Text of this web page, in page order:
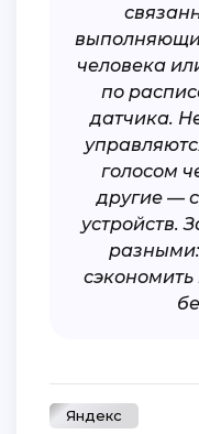
человека
по
датчика.
голосом
другие —
устройств.
Яндекс